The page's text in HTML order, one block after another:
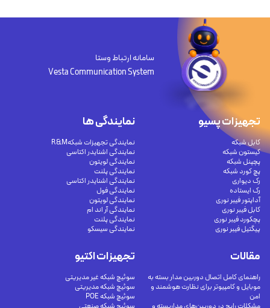
سامانه ارتباط وستا
Vesta Communication System
تجهیزات پسیو
کابل شبکه
کیستون شبکه
پچپنل شبکه
پچ کورد شبکه
رک دیواری
رک ایستاده
آداپتور فیبر نوری
کابل فیبر نوری
پچکورد فیبر نوری
پیگتیل فیبر نوری
تجهیزات اکتیو
سوئیچ شبکه غیر مدیریتی
سوئیچ شبکه مدیریتی
سوئیچ شبکه POE
نمایندگی ها
نمایندگی تجهیزات شبکهR&M
نمایندگی اشنایدر اکتاسی
نمایندگی لویتون
نمایندگی پلنت
نمایندگی اشنایدر اکتاسی
نمایندگی فول
نمایندگی لویتون
نمایندگی آر اند ام
نمایندگی پلنت
نمایندگی سیسکو
مقالات
راهنمای کامل اتصال دوربین مدار بسته به
موبایل و کامپیوتر برای نظارت هوشمند و
امن